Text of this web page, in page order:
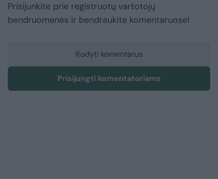
Prisijunkite prie registruotų vartotojų
bendruomenės ir bendraukite komentaruose!
Rodyti komentarus
Prisijungti komentatoriams